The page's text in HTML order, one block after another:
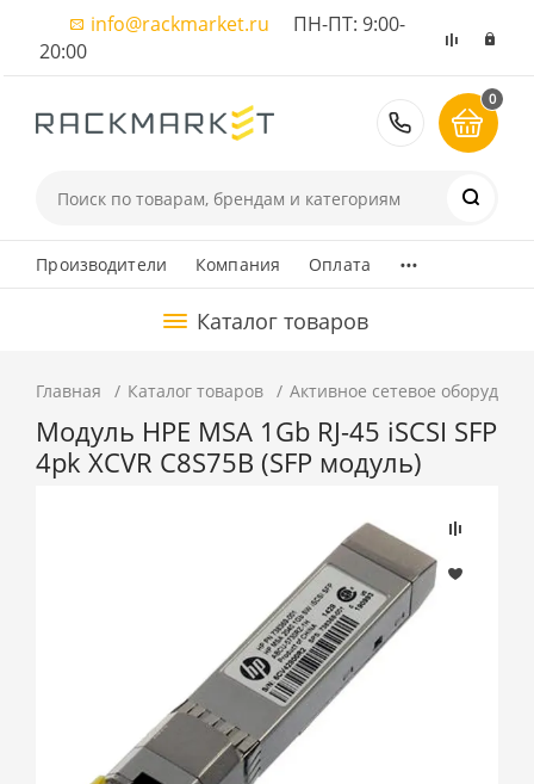
info@rackmarket.ru ПН-ПТ: 9:00-
20:00
8 (495)
0
Производители Компания Оплата ...
Каталог товаров
Главная Каталог товаров Активное сетевое
Модуль HPE MSA 1Gb RJ-45 iSCSI SFP
4pk XCVR C8S75B (SFP модуль)